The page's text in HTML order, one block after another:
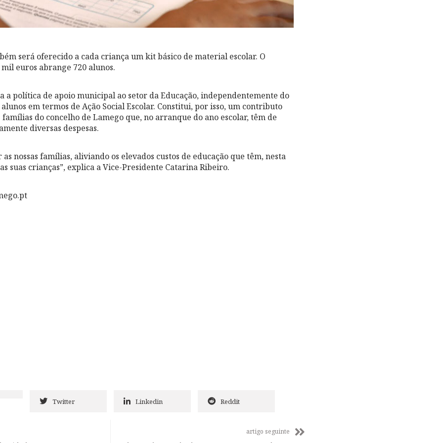
será oferecido a cada criança um kit básico de material escolar. O
euros abrange 720 alunos.
a política de apoio municipal ao setor da Educação, independentemente do
em termos de Ação Social Escolar. Constitui, por isso, um contributo
do concelho de Lamego que, no arranque do ano escolar, têm de
diversas despesas.
nossas famílias, aliviando os elevados custos de educação que têm, nesta
suas crianças”, explica a Vice-Presidente Catarina Ribeiro.
Twitter Linkedin Reddit
artigo seguinte